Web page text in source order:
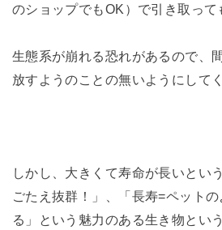
のショップでもOK）で引き取って
生態系が崩れる恐れがあるので、
放すようのことの無いようにして
しかし、大きくて寿命が長いとい
ごたえ抜群！」、「長寿=ペット
る」という魅力のある生き物とい